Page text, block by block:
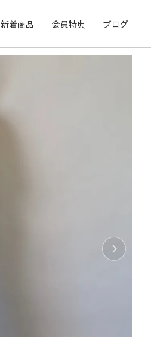
新着商品 会員特典 ブログ